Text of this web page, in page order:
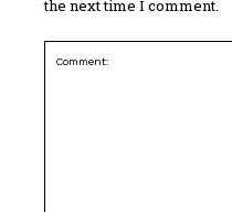
the next time I comment.